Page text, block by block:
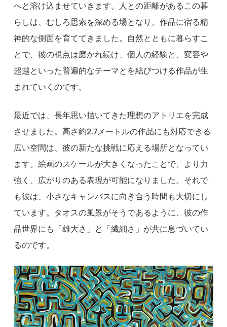
へと溶け込ませていきます。人との距離があるこの暮
らしは、むしろ思索を深める場となり、作品に宿る精
神的な側面を育ててきました。自然とともに暮らすこ
とで、彼の視点は磨かれ続け、個人の経験と、変容や
超越といった普遍的なテーマとを結びつける作品が生
まれていくのです。
最近では、長年思い描いてきた理想のアトリエを完成
させました。高さ約2.7メートルの作品にも対応できる
広い空間は、彼の新たな挑戦に応える場所となってい
ます。絵画のスケールが大きくなったことで、より力
強く、広がりのある表現が可能になりました。それで
も彼は、小さなキャンバスに向き合う時間も大切にし
ています。タオスの風景がそうであるように、彼の作
品世界にも「雄大さ」と「繊細さ」が共に息づいてい
るのです。